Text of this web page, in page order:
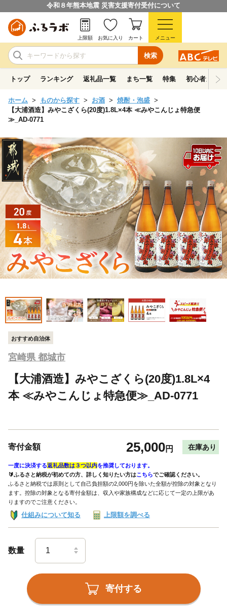
令和８年熊本地震 災害支援寄付受付について
検索
上限額 お気に入り カート メニュー
トップ ランキング 返礼品一覧 まち一覧 特集 初心者ガイド
ホーム ものから探す お酒
焼酎・泡盛
【大浦酒造】みやこざくら(20度)1.8L×4本 ≪みやこんじょ特急便
≫_AD-0771
おすすめ自治体
宮崎県 都城市
【大浦酒造】みやこざくら(20度)1.8L×4
本 ≪みやこんじょ特急便≫_AD-0771
寄付金額 25,000円 在庫あり
一度に決済する返礼品数は３つ以内を推奨しております。
🔰ふるさと納税が初めての方、詳しく知りたい方はこちらでご確認ください。
ふるさと納税では原則として自己負担額の2,000円を除いた全額が控除の対象となり
ます。控除の対象となる寄付金額は、収入や家族構成などに応じて一定の上限があ
りますのでご注意ください。
仕組みについて知る 上限額を調べる
数量
寄付する